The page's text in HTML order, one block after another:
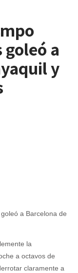
a
y
la
a octavos de
claramente a